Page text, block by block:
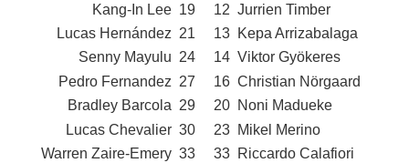
Kang-In Lee 19 12 Jurrien Timber
Lucas Hernández 21 13 Kepa Arrizabalaga
Senny Mayulu 24 14 Viktor Gyökeres
Pedro Fernandez 27 16 Christian Nörgaard
Bradley Barcola 29 20 Noni Madueke
Lucas Chevalier 30 23 Mikel Merino
Warren Zaire-Emery 33 33 Riccardo Calafiori